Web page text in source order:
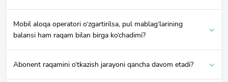
Mobil aloqa operatori o‘zgartirilsa, pul mablag‘larining
balansi ham raqam bilan birga ko‘chadimi?
Abonent raqamini o‘tkazish jarayoni qancha davom etadi?